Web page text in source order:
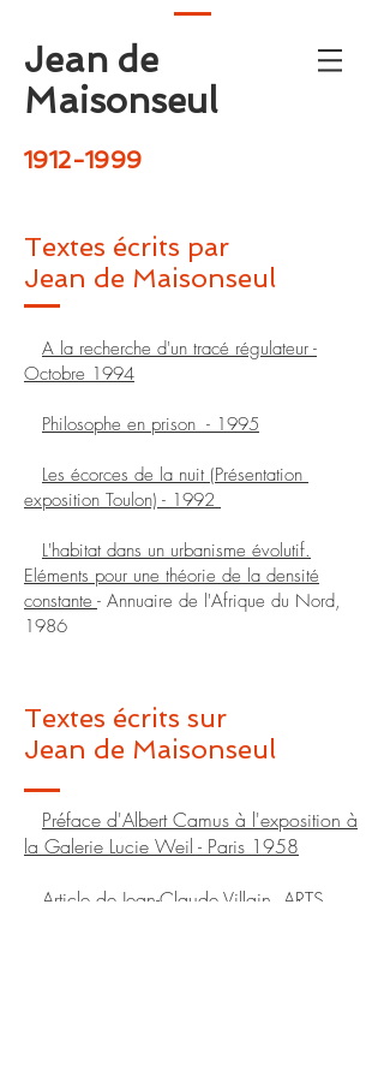
Jean de
Maisonseul
1912-1999
Textes écrits par
Jean de Maisonseul
A la recherche d'un tracé régulateur -
Octobre 1994
Philosophe en prison - 1995
Les écorces de la nuit (Présentation
exposition Toulon) - 1992
L'habitat dans un urbanisme évolutif.
Eléments pour une théorie de la densité
constante - Annuaire de l'Afrique du Nord,
1986
Textes écrits sur
Jean de Maisonseul
Préface d'Albert Camus à l'exposition à
la Galerie Lucie Weil - Paris 1958
Article de Jean-Claude Villain, ARTS